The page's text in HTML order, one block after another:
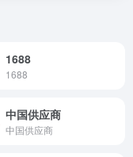
1688
1688
中国供应商
中国供应商